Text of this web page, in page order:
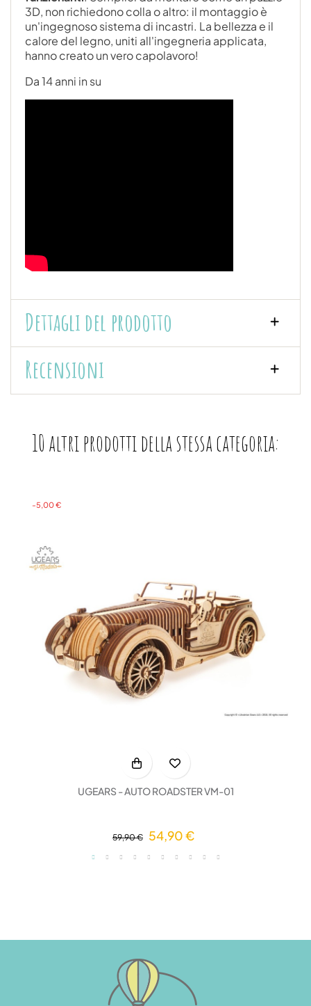
3D, non richiedono colla o altro: il montaggio è
un'ingegnoso sistema di incastri. La bellezza e il
calore del legno, uniti all'ingegneria applicata,
hanno creato un vero capolavoro!
Da 14 anni in su
Dettagli del prodotto
Recensioni
10 altri prodotti della stessa categoria:
-5,00 €
UGEARS - AUTO ROADSTER VM-01
59,90 € 54,90 €